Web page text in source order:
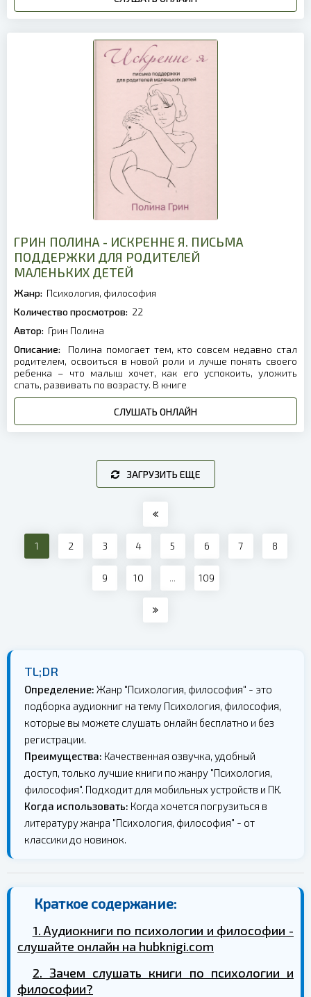
Краткое содержание:
1. Аудиокниги по психологии и философии -
слушайте онлайн на hubknigi.com
2. Зачем слушать книги по психологии и
философии?
ГРИН ПОЛИНА - ИСКРЕННЕ Я. ПИСЬМА
ПОДДЕРЖКИ ДЛЯ РОДИТЕЛЕЙ
МАЛЕНЬКИХ ДЕТЕЙ
Жанр: Психология, философия
Количество просмотров: 22
Автор: Грин Полина
Описание:
Полина помогает тем, кто совсем недавно стал
родителем, освоиться в новой роли и лучше понять своего
ребенка – что малыш хочет, как его успокоить, уложить
спать, развивать по возрасту. В книге
СЛУШАТЬ ОНЛАЙН
ЗАГРУЗИТЬ ЕЩЕ
1 2 3 4 5 6 7 8
9 10 ... 109
TL;DR
Определение: Жанр "Психология, философия" - это
подборка аудиокниг на тему Психология, философия,
которые вы можете слушать онлайн бесплатно и без
регистрации.
Преимущества: Качественная озвучка, удобный
доступ, только лучшие книги по жанру "Психология,
философия". Подходит для мобильных устройств и ПК.
Когда использовать: Когда хочется погрузиться в
литературу жанра "Психология, философия" - от
классики до новинок.